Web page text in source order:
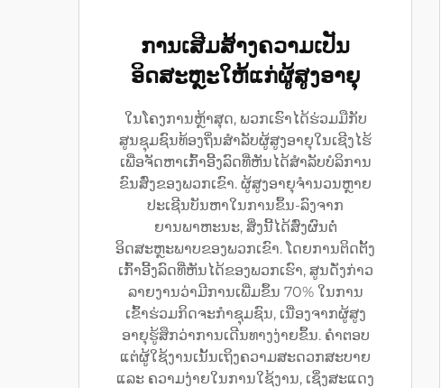
ການເສີມສ້າງຄວາມເປັນ
ອິດສະຫຼະໃຫ້ແກ່ຜູ້ສູງອາຍຸ
ໃນໂຄງການຫຼ້າສຸດ, ພວກເຮົາໄດ້ຮ່ວມມືກັບ
ສູນຊຸມຊົນທ້ອງຖິ່ນສຳລັບຜູ້ສູງອາຍຸໃນເຊີງໄຮ້
ເພື່ອຈັດຫາເກົ້າອີ້ງລົດທີ່ຫັນໄດ້ສຳລັບບໍລິການ
ຂົນສົ່ງຂອງພວກເຂົາ. ຜູ້ສູງອາຍຸຈຳນວນຫຼາຍ
ປະເຊີນບັນຫາໃນການຂຶ້ນ-ລົງຈາກ
ຍານພາຫະນະ, ສິ່ງນີ້ໄດ້ສົ່ງຜົນຕໍ່
ອິດສະຫຼະພາບຂອງພວກເຂົາ. ໂດຍການຕິດຕັ້ງ
ເກົ້າອີ້ງລົດທີ່ຫັນໄດ້ຂອງພວກເຮົາ, ສູນດັ່ງກ່າວ
ລາຍງານວ່າມີການເພີ່ມຂຶ້ນ 70% ໃນການ
ເຂົ້າຮ່ວມກິດຈະກຳຊຸມຊົນ, ເນື່ອງຈາກຜູ້ສູງ
ອາຍຸຮູ້ສຶກວ່າການເດີນທາງງ່າຍຂຶ້ນ. ຄຳຕອບ
ແຕ່ຜູ້ໃຊ້ງານເນັ້ນເຖິງຄວາມສະດວກສະບາຍ
ແລະ ຄວາມງ່າຍໃນການໃຊ້ງານ, ເຊິ່ງສະແດງ